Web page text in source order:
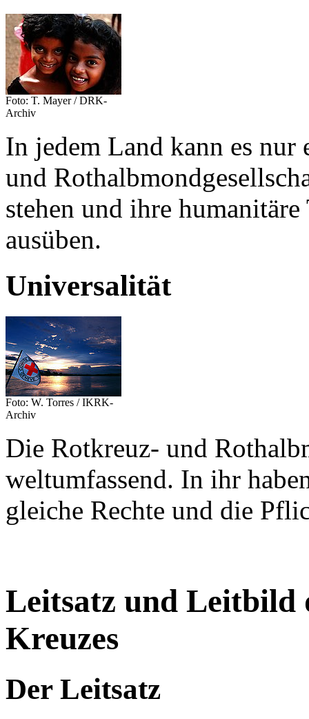
Foto: T. Mayer / DRK-
Archiv
In jedem Land kann es
und
stehen und ihre
ausüben.
Universalität
Foto: W. Torres / IKRK-
Archiv
Die Rotkreuz- und
weltumfassend. In ihr
gleiche Rechte und die
Leitsatz und Leitbild
Kreuzes
Der Leitsatz